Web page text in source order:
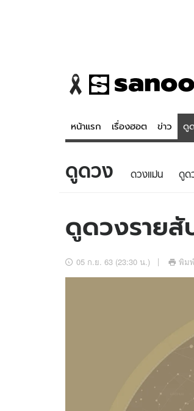
หน้าแรก เรื่องฮอต ข่าว ดู
ข่าว
ข่าวบันเทิง
ดาวน์โหลดสนุกแอปฟรี
ดูดวง ดวงแม่น ดูด
ดูดวงรายสั
05 ก.ย. 63 (23:30 น.) พิมพ์